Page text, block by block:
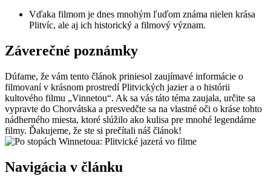
Vďaka filmom je dnes mnohým ľuďom známa nielen krása
Plitvíc, ale aj ich historický a filmový význam.
Záverečné poznámky
Dúfame, že vám tento článok priniesol zaujímavé informácie o
filmovaní v krásnom prostredí Plitvických jazier a o histórii
kultového filmu „Vinnetou“. Ak sa vás táto téma zaujala, určite sa
vypravte do Chorvátska a presvedčte sa na vlastné oči o kráse tohto
nádherného miesta, ktoré slúžilo ako kulisa pre mnohé legendárne
filmy. Ďakujeme, že ste si prečítali náš článok!
Navigácia v článku